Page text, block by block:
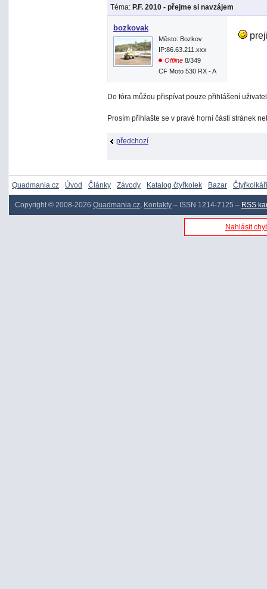
Téma: P.F. 2010 - přejme si navzájem
bozkovak
Město: Bozkov
IP:86.63.211.xxx
Offline 8/349
CF Moto 530 RX - A
Do fóra můžou přispívat pouze přihlášení
Prosím přihlašte se v pravé horní části stránek
předchozí
Quadmania.cz Úvod Články Závody Katalog čtyřkolek Bazar Čtyřkolkáři
Copyright © 2008-2026 Quadmania.cz, Kontakty – ISSN 1214-7125 – RSS
Nahlásit